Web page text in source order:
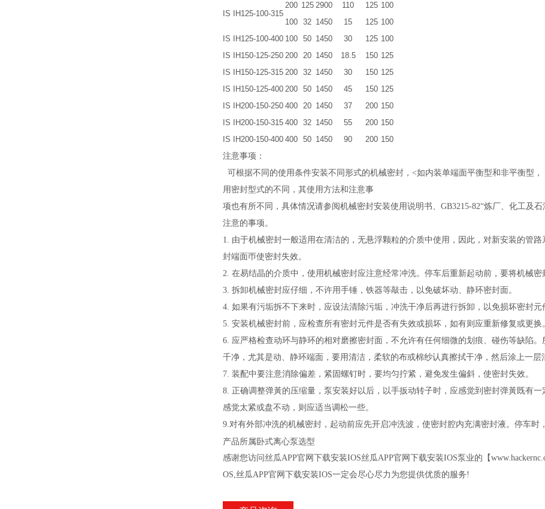
IS IH125-100-315
200 125 2900 110 125 100
100 32 1450 15 125 100
IS IH125-100-400 100 50 1450 30 125 100
IS IH150-125-250 200 20 1450 18.5 150 125
IS IH150-125-315 200 32 1450 30 150 125
IS IH150-125-400 200 50 1450 45 150 125
IS IH200-150-250 400 20 1450 37 200 150
IS IH200-150-315 400 32 1450 55 200 150
IS IH200-150-400 400 50 1450 90 200 150
注意事项：
可根据不同的使用条件安装不同形式的机械密封，<如内装单端面平衡型和非平衡型
用密封型式的不同，其使用方法和注意事
项也有所不同，具体情况请参阅机械密封安装使用说明书、 GB3215-82“炼厂、化工
注意的事项。
1. 由于机械密封一般适用在清洁的，无悬浮颗粒的介质中使用，因此，对新安装的管路
封端面帀使密封失效。
2. 在易结晶的介质中，使用机械密封应注意经常冲洗。停车后重新起动前，要将机械密封
3. 拆卸机械密封应仔细，不许用手锤，铁器等敲击，以免破坏动、静环密封面。
4. 如果有污垢拆不下来时，应设法清除污垢，冲洗干净后再进行拆卸，以免损坏密封元件
5. 安装机械密封前，应检查所有密封元件是否有失效或损坏，如有则应重新修复或更换
6. 应严格检查动环与静环的相对磨擦密封面，不允许有任何细微的划痕、碰伤等缺陷。所
千净，尤其是动、静环端面，要用清洁，柔软的布或棉纱认真擦拭干净，然后涂上一
7. 装配中要注意消除偏差，紧固螺钉时，要均匀拧紧，避免发生偏斜，使密封失效。
8. 正确调整弹黃的压缩量，泵安装好以后，以手扳动转子时，应感觉到密封弹黃既有一
感觉太紧或盘不动，则应适当调松一些。
9.对有外部冲洗的机械密封，起动前应先开启冲洗波，使密封腔内充满密封液。停车时，
产品所属卧式离心泵选型
感谢您访问丝瓜APP官网下载安装IOS丝瓜APP官网下载安装IOS泵业的【
OS,丝瓜APP官网下载安装IOS一定会尽心尽力为您提供优质的服务!